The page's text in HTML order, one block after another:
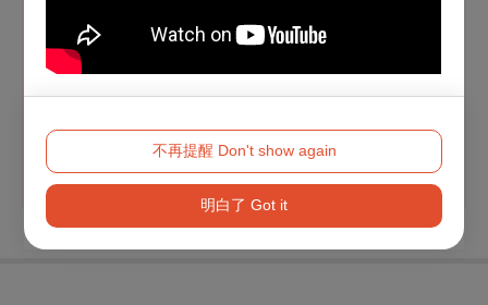
不再提醒 Don't show again
明白了 Got it
青年席位五折自由座僅限於OPENTIX網站與App
點以上文化幣支付
保卡），如無法出示相符證件之觀眾，當天現場不開放入
場、亦不進行退／換票。